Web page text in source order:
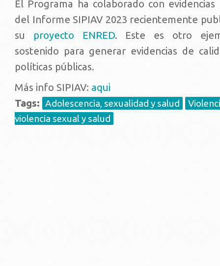
El Programa ha colaborado con
del Informe SIPIAV 2023 recientemente
su proyecto ENRED. Este es otro
sostenido para generar evidencias de
políticas públicas.
Más info SIPIAV: aqui
Tags: Adolescencia, sexualidad y salud
violencia sexual y salud